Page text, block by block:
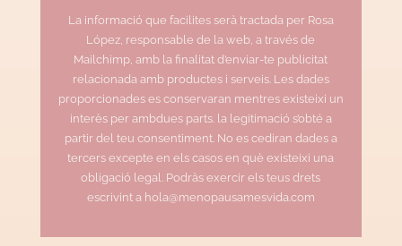
La informació que facilites serà tractada per Rosa
López, responsable de la web, a través de
Mailchimp, amb la finalitat d’enviar-te publicitat
relacionada amb productes i serveis. Les dades
proporcionades es conservaran mentres existeixi un
interès per ambdues parts. la legitimació s’obté a
partir del teu consentiment. No es cediran dades a
tercers excepte en els casos en què existeixi una
obligació legal. Podràs exercir els teus drets
escrivint a hola@menopausamesvida.com